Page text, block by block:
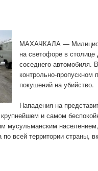
МАХАЧКАЛА —
на светофоре в столице
соседнего автомобиля.
контрольно-
покушений на убийство.
Нападения на
и самом
мусульманским
по всей территории страны,